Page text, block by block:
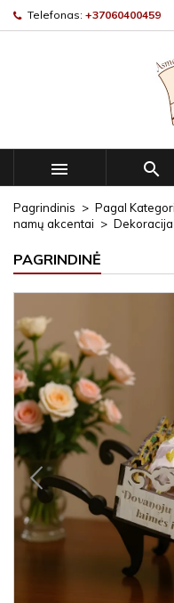
Telefonas: +37060400459
 
Pagrindinis Pagal
namų akcentai
PAGRINDINĖ